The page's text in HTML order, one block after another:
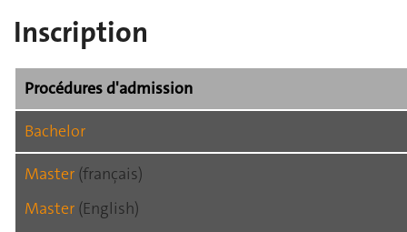
Inscription
Procédures d'admission
Bachelor
Master (français)
Master (English)